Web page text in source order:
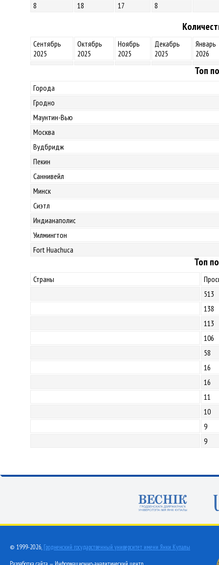
8
18 17 8
Сентябрь
2025
Октябрь
2025
Ноябрь
2025
Декабрь
2025
Январь
2026
Топ
Города
Гродно
Маунтин-Вью
Москва
Вудбридж
Пекин
Саннивейл
Минск
Сиэтл
Индианаполис
Уилмингтон
Fort Huachuca
Топ
Страны
513
138
113
106
58
16
16
11
10
9
9
© 1999-2026, Гродненский государственный университет имени Янки Купалы